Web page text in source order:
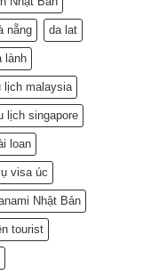
nẵng da lat
lành
lịch malaysia
lịch singapore
loan
visa úc
Nhật Bản
tourist